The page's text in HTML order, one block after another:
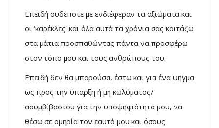
Επειδή ουδέποτε με ενδιέφεραν τα αξιώματα και
οι ‘καρέκλες’ και όλα αυτά τα χρόνια σας κοιτάζω
στα μάτια προσπαθώντας πάντα να προσφέρω
στον τόπο μου και τους ανθρώπους του.
Επειδή δεν θα μπορούσα, έστω και για ένα ψήγμα
ως προς την ύπαρξη ή μη κωλύματος/
ασυμβίβαστου για την υποψηφιότητά μου, να
θέσω σε ομηρία τον εαυτό μου και όσους